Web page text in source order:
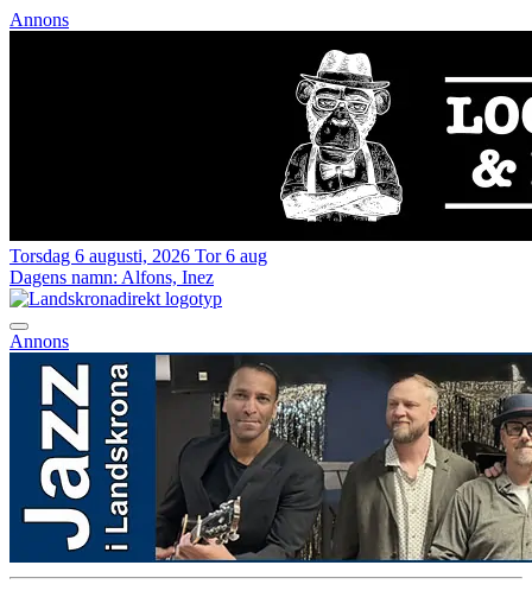
Annons
Torsdag 6 augusti, 2026 Tor 6 aug
Dagens namn: Alfons, Inez
Annons